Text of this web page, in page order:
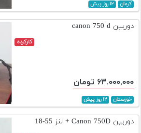
کرمان ۱۲ روز پیش
دوربین canon 750 d
کارکرده
۶۳,۰۰۰,۰۰۰ تومان
خوزستان ۱۲ روز پیش
دوربین Canon 750D + لنز 55-18